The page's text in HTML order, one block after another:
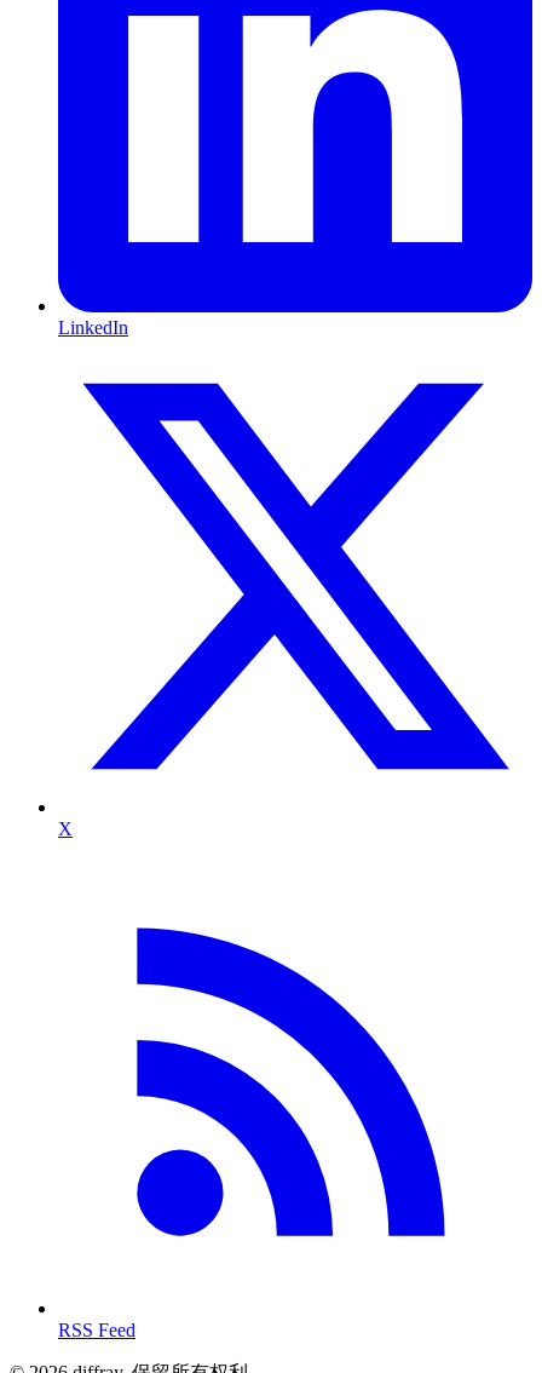
LinkedIn
X
RSS Feed